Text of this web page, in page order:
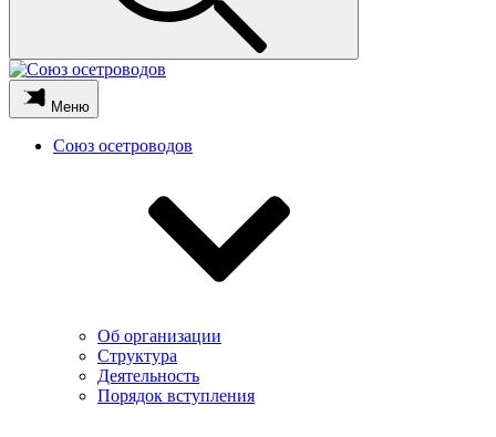
Меню
Союз осетроводов
Об организации
Структура
Деятельность
Порядок вступления